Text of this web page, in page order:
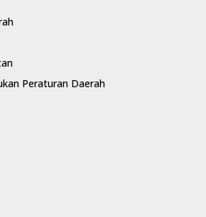
Peraturan Daerah